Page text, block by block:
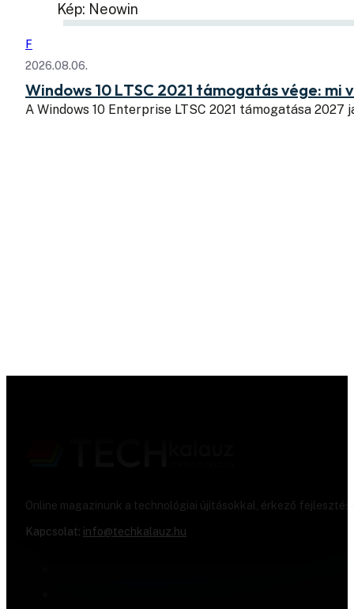
Kép: Neowin
F
2026.08.06.
Windows 10 LTSC 2021 támogatás vége: mi
A Windows 10 Enterprise LTSC 2021 támogatása 2027
Online magazinunk a technológiai újításokkal, érkező
Kapcsolat: info@techkalauz.hu